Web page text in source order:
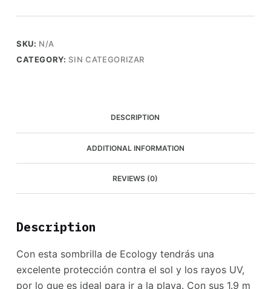
Fibra
quantity
SKU: N/A
CATEGORY: SIN CATEGORIZAR
DESCRIPTION
ADDITIONAL INFORMATION
REVIEWS (0)
Description
Con esta sombrilla de Ecology tendrás una
excelente protección contra el sol y los rayos UV,
por lo que es ideal para ir a la playa. Con sus 1.9 m